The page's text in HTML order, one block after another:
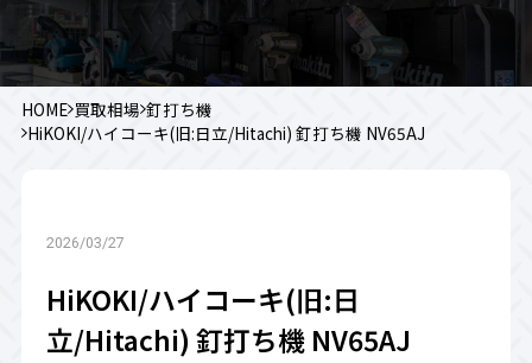
HOME 買取相場 釘打ち機
HiKOKI/ハイコーキ(旧:日立/Hitachi) 釘打ち機 NV65AJ
2026/03/27
HiKOKI/ハイコーキ(旧:日
立/Hitachi) 釘打ち機 NV65AJ